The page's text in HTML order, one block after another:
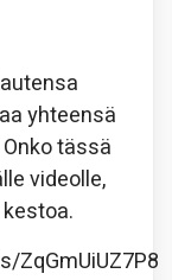
yhteensä
tässä
videolle,
ZqGmUiUZ7P8